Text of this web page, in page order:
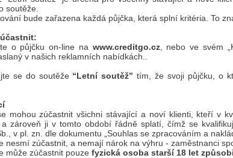
soutěže.
bude zařazena každá půjčka, která splní kritéria. To
o půjčku on-line na www.creditgo.cz, nebo ve svém
v našich reklamních nabídkách..
se do soutěže “Letní soutěž” tím, že svoji půjčku, o
mohou zúčastnit všichni stávající a noví klienti, kteří v
a zároveň ji v tomto období řádně splatí, čímž se
v pl. zn. dle dokumentu „Souhlas se zpracováním a
nesmí zúčastnit, a nemají nárok na výhru - zaměstnanci
může zúčastnit pouze fyzická osoba starší 18 let